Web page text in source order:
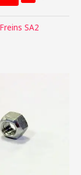
Freins SA2